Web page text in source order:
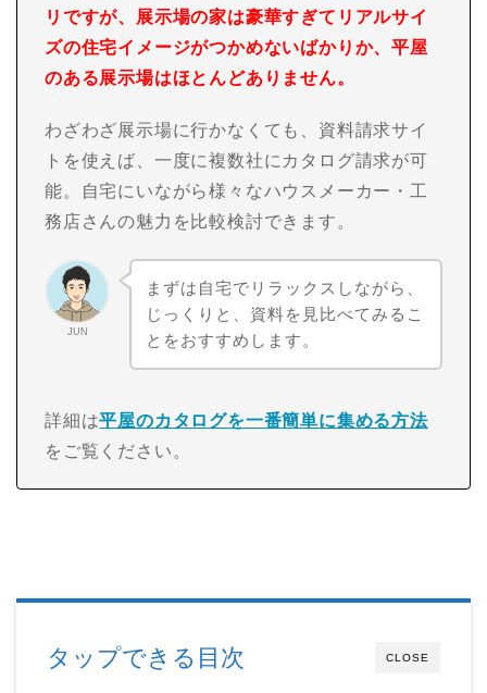
リですが、展示場の家は豪華すぎてリアルサイ
ズの住宅イメージがつかめないばかりか、平屋
のある展示場はほとんどありません。
わざわざ展示場に行かなくても、資料請求サイ
トを使えば、一度に複数社にカタログ請求が可
能。自宅にいながら様々なハウスメーカー・工
務店さんの魅力を比較検討できます。
JUN
まずは自宅でリラックスしながら、
じっくりと、資料を見比べてみるこ
とをおすすめします。
詳細は平屋のカタログを一番簡単に集める方法
をご覧ください。
CLOSE
タップできる目次